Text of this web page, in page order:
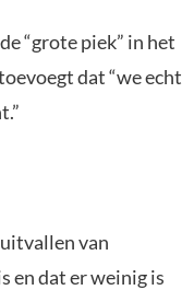
“grote piek” in het
dat “we echt
van
en dat er weinig is